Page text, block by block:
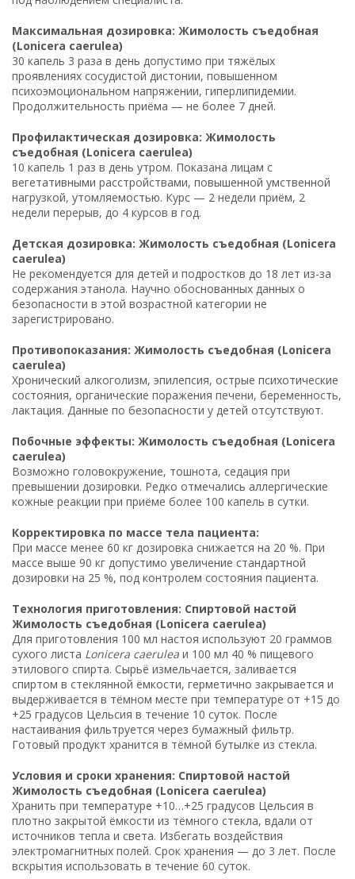
Максимальная дозировка: Жимолость съедобная
(Lonicera caerulea)
30 капель 3 раза в день допустимо при тяжёлых
проявлениях сосудистой дистонии, повышенном
психоэмоциональном напряжении, гиперлипидемии.
Продолжительность приёма — не более 7 дней.
Профилактическая дозировка: Жимолость
съедобная (Lonicera caerulea)
10 капель 1 раз в день утром. Показана лицам с
вегетативными расстройствами, повышенной умственной
нагрузкой, утомляемостью. Курс — 2 недели приём, 2
недели перерыв, до 4 курсов в год.
Детская дозировка: Жимолость съедобная (Lonicera
caerulea)
Не рекомендуется для детей и подростков до 18 лет из-за
содержания этанола. Научно обоснованных данных о
безопасности в этой возрастной категории не
зарегистрировано.
Противопоказания: Жимолость съедобная (Lonicera
caerulea)
Хронический алкоголизм, эпилепсия, острые психотические
состояния, органические поражения печени, беременность,
лактация. Данные по безопасности у детей отсутствуют.
Побочные эффекты: Жимолость съедобная (Lonicera
caerulea)
Возможно головокружение, тошнота, седация при
превышении дозировки. Редко отмечались аллергические
кожные реакции при приёме более 100 капель в сутки.
Корректировка по массе тела пациента:
При массе менее 60 кг дозировка снижается на 20 %. При
массе выше 90 кг допустимо увеличение стандартной
дозировки на 25 %, под контролем состояния пациента.
Технология приготовления: Спиртовой настой
Жимолость съедобная (Lonicera caerulea)
Для приготовления 100 мл настоя используют 20 граммов
сухого листа Lonicera caerulea и 100 мл 40 % пищевого
этилового спирта. Сырьё измельчается, заливается
спиртом в стеклянной ёмкости, герметично закрывается и
выдерживается в тёмном месте при температуре от +15 до
+25 градусов Цельсия в течение 10 суток. После
настаивания фильтруется через бумажный фильтр.
Готовый продукт хранится в тёмной бутылке из стекла.
Условия и сроки хранения: Спиртовой настой
Жимолость съедобная (Lonicera caerulea)
Хранить при температуре +10…+25 градусов Цельсия в
плотно закрытой ёмкости из тёмного стекла, вдали от
источников тепла и света. Избегать воздействия
электромагнитных полей. Срок хранения — до 3 лет. После
вскрытия использовать в течение 60 суток.